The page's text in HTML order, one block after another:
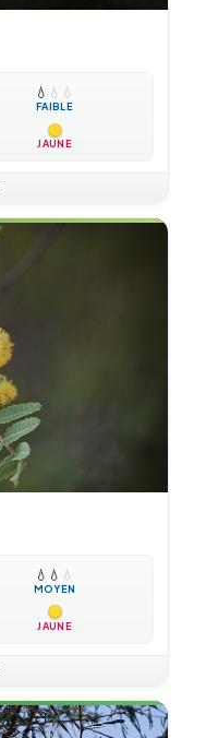
💧 💧 💧
FAIBLE
JAUNE
💧 💧 💧
MOYEN
JAUNE